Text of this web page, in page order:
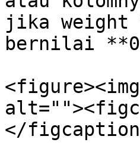
jika weight
bernilai
</